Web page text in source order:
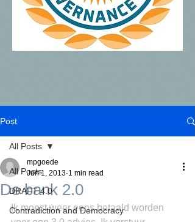
Post
All Posts
DRAFT 4.0
Contradiction and Democracy
All Posts
De bank 2.0
mpgoede
Jun 1, 2013 1 min read
Ik moest weer eens betaald worden